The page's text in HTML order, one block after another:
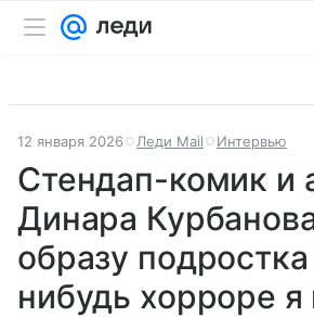
12 января 2026 Леди Mail Интервью
Стендап-комик и
Динара
образу
нибудь хорроре я